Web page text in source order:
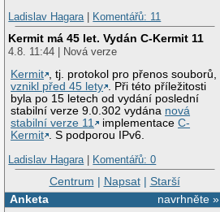
Ladislav Hagara| Komentářů: 11
Kermit má 45 let. Vydán C-Kermit 11
4.8. 11:44 | Nová verze
Kermit , tj. protokol pro přenos souborů,
vznikl před 45 lety . Při této příležitosti
byla po 15 letech od vydání poslední
stabilní verze 9.0.302 vydána nová
stabilní verze 11
implementaceC-
Kermit . S podporou IPv6.
Ladislav Hagara| Komentářů: 0
Centrum | Napsat| Starší
navrhněte »
Anketa